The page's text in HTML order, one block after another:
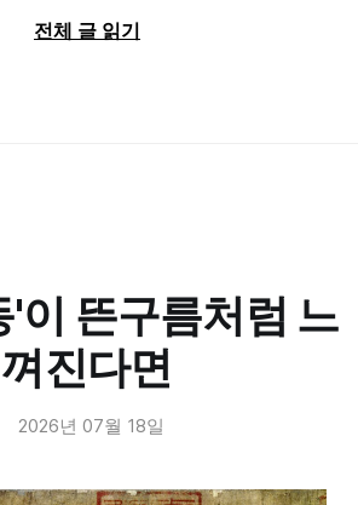
어집니다. 반면 조선청자는 하얀 흙
데 조선시대 청자는 그 '받침'이 흰
통과하며 색이 더욱 맑고 산뜻해
니다.
에 왜 굳이 청자를 만들었을까요?
거처한다하여 '동궁마마'라고도 부
, 컬렉터의 각기 다른 취향과 그에
이었는지를 소개합니다.
으로 돌아온 그림들
전체 글 읽기
이 뜬구름처럼 느
껴진다면
2026년 07월 18일